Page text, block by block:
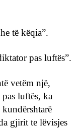
të këqia”.
pas luftës”.
vetëm një,
luftës, ka
gjirit te lëvisjes